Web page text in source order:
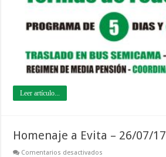
Leer artículo...
Homenaje a Evita – 26/07/17
Comentarios desactivados